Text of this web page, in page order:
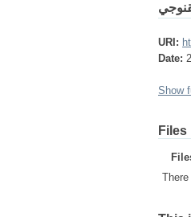
URI:
Date:
Show